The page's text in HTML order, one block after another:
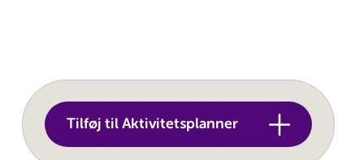
Tilføj til Aktivitetsplanner